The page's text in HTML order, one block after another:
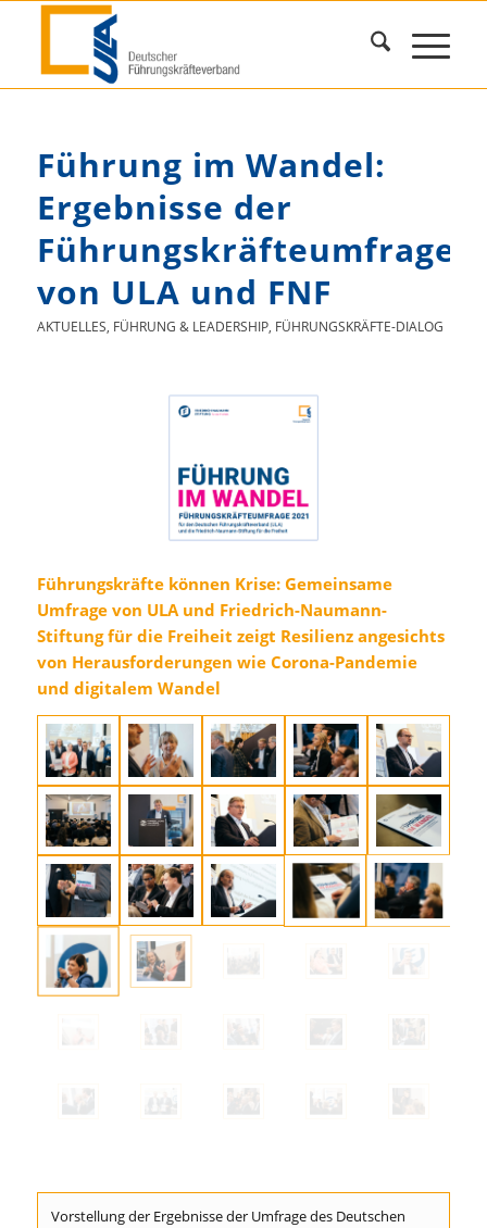
Führung im Wandel:
Ergebnisse der
Führungskräfteumfrage
von ULA und FNF
AKTUELLES, FÜHRUNG & LEADERSHIP, FÜHRUNGSKRÄFTE-DIALOG
Führungskräfte können Krise: Gemeinsame
Umfrage von ULA und Friedrich-Naumann-
Stiftung für die Freiheit zeigt Resilienz angesichts
von Herausforderungen wie Corona-Pandemie
und digitalem Wandel
Vorstellung der Ergebnisse der Umfrage des Deutschen